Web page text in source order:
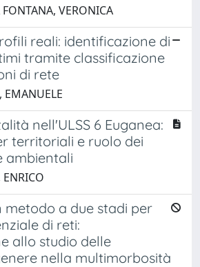
VERONICA
reali: identificazione di
tramite classificazione
di rete
nell'ULSS 6 Euganea:
territoriali e ruolo dei
ambientali
metodo a due stadi per
di reti:
allo studio delle
nella multimorbosità